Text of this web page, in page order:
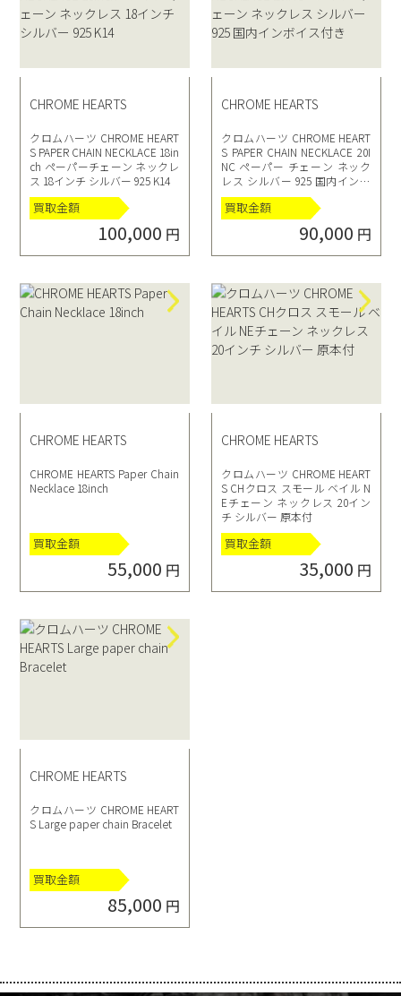
CHROME HEARTS
クロムハーツ CHROME HEART
S PAPER CHAIN NECKLACE 18in
ch ペーパーチェーン ネックレ
ス 18インチ シルバー 925 K14
買取金額
100,000 円
CHROME HEARTS
クロムハーツ CHROME HEART
S PAPER CHAIN NECKLACE 20I
NC ペーパー チェーン ネック
レス シルバー 925 国内インボ
イス付き
買取金額
90,000 円
CHROME HEARTS
CHROME HEARTS Paper Chain
Necklace 18inch
買取金額
55,000 円
CHROME HEARTS
クロムハーツ CHROME HEART
S CHクロス スモール ベイル N
Eチェーン ネックレス 20イン
チ シルバー 原本付
買取金額
35,000 円
CHROME HEARTS
クロムハーツ CHROME HEART
S Large paper chain Bracelet
買取金額
85,000 円